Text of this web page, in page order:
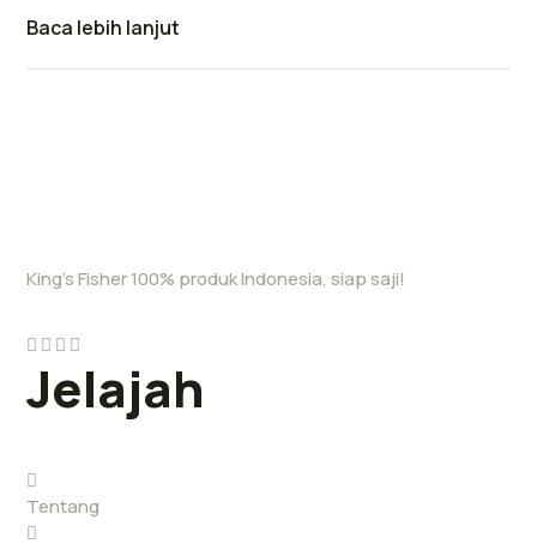
Baca lebih lanjut
King’s Fisher 100% produk Indonesia, siap saji!
Jelajah
Tentang